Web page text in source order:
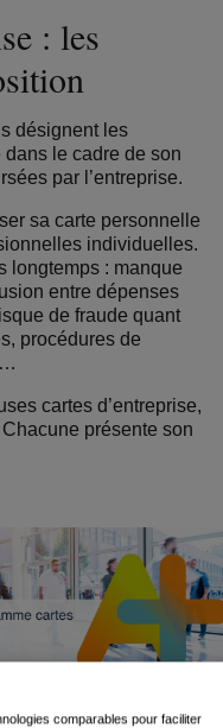
: les
désignent les
le cadre de son
par l’entreprise.
sa carte personnelle
individuelles.
longtemps : manque
entre dépenses
de fraude quant
procédures de
cartes d’entreprise,
présente son
comparables pour faciliter